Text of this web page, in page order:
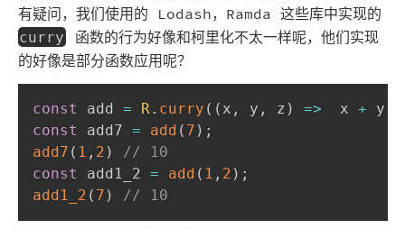
有疑问，我们使用的 Lodash，Ramda 这些库中实现的
curry函数的行为好像和柯里化不太一样呢，他们实现
的好像是部分函数应用呢？
const add = R . curry ( ( x , y , z ) =>
  x
+ y
const add7 = add ( 7 ) ;
add7 ( 1 , 2 )
// 10
const add1_2 = add ( 1 , 2 ) ;
add1_2 ( 7 ) // 10